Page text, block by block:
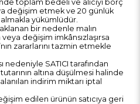
toplam bedeli ve alıcıyı borç
değişim etmek ve 20 günlük
yükümlüdür.
bir nedenle malın
değişim imkânsızlaşırsa
zararlarını tazmin etmekle
nedeniyle SATICI tarafından
altına düşülmesi halinde
indirim miktarı iptal
edilen ürünün satıcıya geri